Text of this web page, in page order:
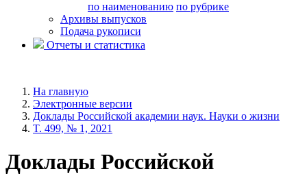
по наименованию по рубрике
Архивы выпусков
Подача рукописи
Отчеты и статистика
На главную
Электронные версии
Доклады Российской академии наук. Науки о жизни
T. 499, № 1, 2021
Доклады Российской